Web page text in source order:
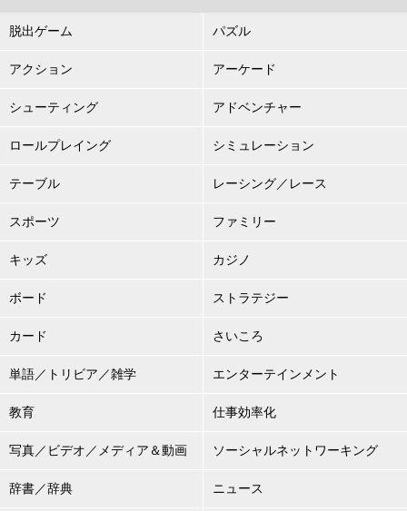
脱出ゲーム パズル
アクション アーケード
シューティング アドベンチャー
ロールプレイング シミュレーション
テーブル レーシング／レース
スポーツ ファミリー
キッズ カジノ
ボード ストラテジー
カード さいころ
単語／トリビア／雑学 エンターテインメント
教育 仕事効率化
写真／ビデオ／メディア＆動画 ソーシャルネットワーキング
辞書／辞典 ニュース